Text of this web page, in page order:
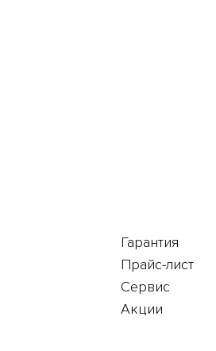
Гарантия
Прайс-лист
Сервис
Акции